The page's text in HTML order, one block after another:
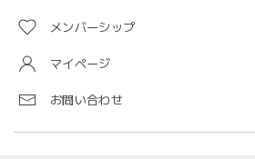
メンバーシップ
マイページ
お問い合わせ